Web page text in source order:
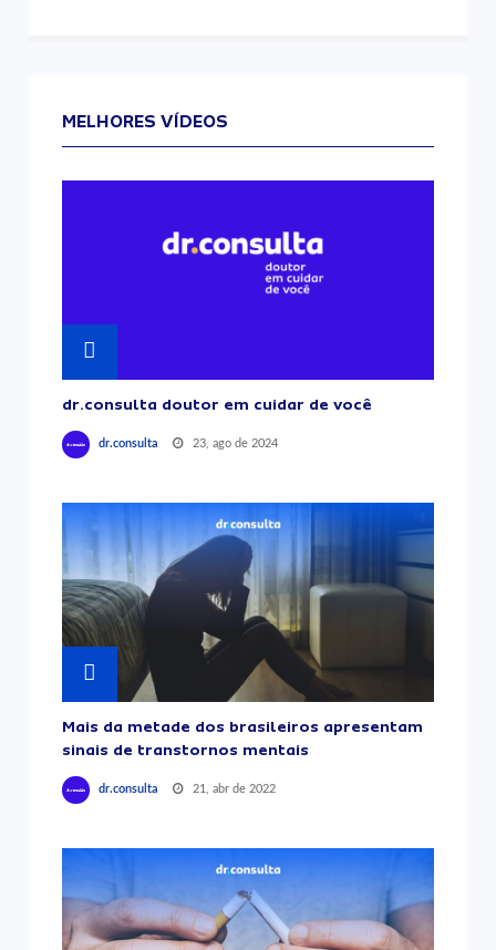
MELHORES VÍDEOS
dr.consulta doutor em cuidar de você
dr.consulta 23, ago de 2024
Mais da metade dos brasileiros apresentam
sinais de transtornos mentais
dr.consulta 21, abr de 2022